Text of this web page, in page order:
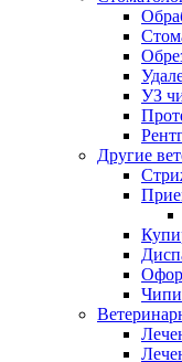
УЗ
Другие